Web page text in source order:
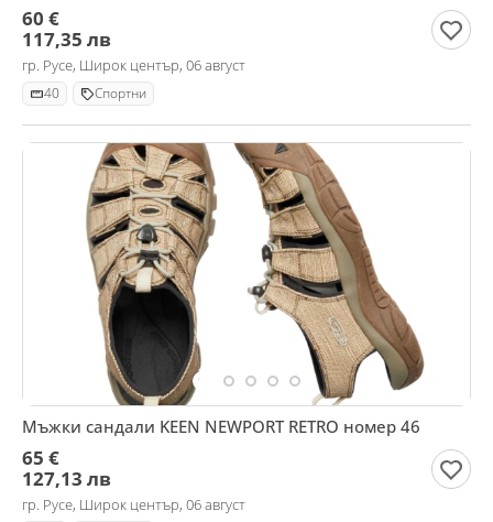
60 €
117,35 лв
гр. Русе, Широк център, 06 август
40 Спортни
Мъжки сандали KEEN NEWPORT RETRO номер 46
65 €
127,13 лв
гр. Русе, Широк център, 06 август